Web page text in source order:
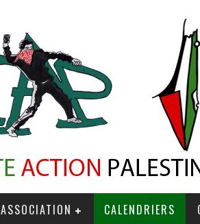
ASSOCIATION CALENDRIERS